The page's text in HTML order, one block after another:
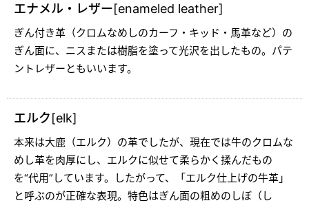
エナメル・レザー[enameled leather]
ぎん付き革（クロムなめしのカーフ・キッド・馬革など）の
ぎん面に、ニスまたは樹脂を塗って光沢を出したもの。パテ
ントレザーともいいます。
エルク[elk]
本来は大鹿（エルク）の革でしたが、現在では牛のクロムな
めし革を肉厚にし、エルクに似せて柔らかく揉んだもの
を“代用”しています。したがって、「エルク仕上げの牛革」
と呼ぶのが正確な表現。特色はぎん面の粗めのしぼ（し